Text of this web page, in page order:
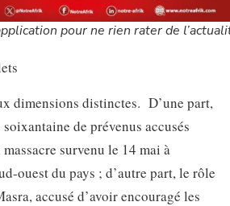
pour ne rien rater de
dimensions distinctes. D’une part,
de prévenus accusés
survenu le 14 mai à
ouest du pays ; d’autre part, le rôle
accusé d’avoir encouragé les